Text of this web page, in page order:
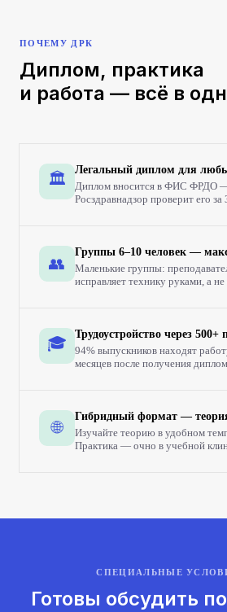
ПОЧЕМУ ДРК
Диплом, практика
и работа — всё в
🏛️
Легальный диплом для
Диплом вносится в ФИС ФРДО —
Росздравнадзор проверит его за
👥
Группы 6–10 человек —
Маленькие группы:
исправляет технику руками, а
🎓
Трудоустройство через 500+
94% выпускников находят
месяцев после получения
🌐
Гибридный формат —
Изучайте теорию в удобном
Практика — очно в учебной
СПЕЦИАЛЬНЫЕ
Готовы обсудить